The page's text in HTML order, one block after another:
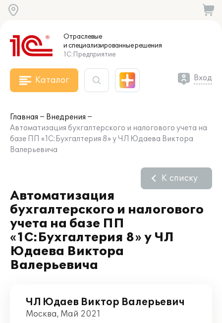
Отраслевые
и специализированныерешения
1С:Предприятие
Каталог Вход
Главная
Внедрения
Автоматизация бухгалтерского и налогового учета на
базе ПП «1С:Бухгалтерия 8» у ЧЛ Юдаева Виктора
Валерьевича
Автоматизация
бухгалтерского и налогового
учета на базе ПП
«1С:Бухгалтерия 8» у ЧЛ
Юдаева Виктора
Валерьевича
К списку
ЧЛ Юдаев Виктор Валерьевич
Москва, Май 2021